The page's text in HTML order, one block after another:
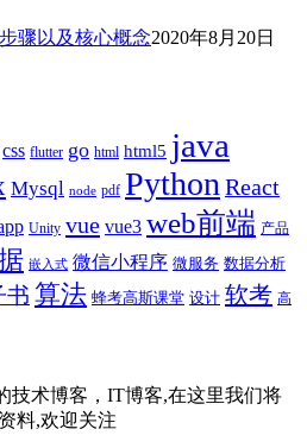
骤以及核心概念2020年8月20日
css flutter go html html5 java
Mysql node pdf Python React
Unity vue vue3 web前端 产品
嵌入式 微信小程序 微服务 数据分析
书 算法 蜂考高斯课堂 设计 软考 高
技术博客，IT博客,在这里我们将
料,欢迎关注